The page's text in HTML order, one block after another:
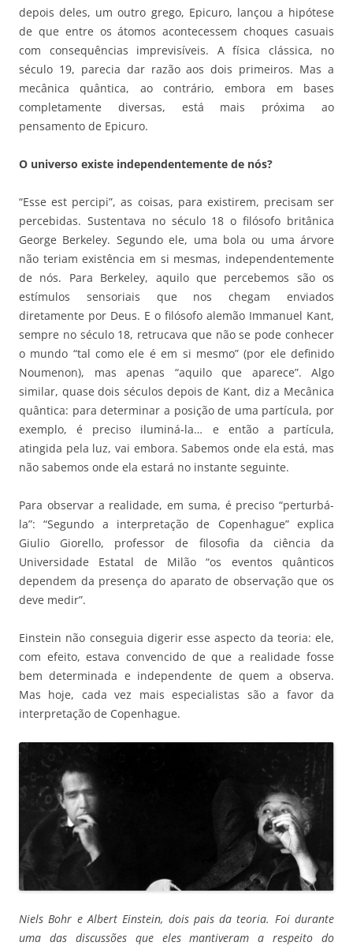
depois deles, um outro grego, Epicuro, lançou a hipótese
de que entre os átomos acontecessem choques casuais
com consequências imprevisíveis. A física clássica, no
século 19, parecia dar razão aos dois primeiros. Mas a
mecânica quântica, ao contrário, embora em bases
completamente diversas, está mais próxima ao
pensamento de Epicuro.
O universo existe independentemente de nós?
“Esse est percipi”, as coisas, para existirem, precisam ser
percebidas. Sustentava no século 18 o filósofo britânica
George Berkeley. Segundo ele, uma bola ou uma árvore
não teriam existência em si mesmas, independentemente
de nós. Para Berkeley, aquilo que percebemos são os
estímulos sensoriais que nos chegam enviados
diretamente por Deus. E o filósofo alemão Immanuel Kant,
sempre no século 18, retrucava que não se pode conhecer
o mundo “tal como ele é em si mesmo” (por ele definido
Noumenon), mas apenas “aquilo que aparece”. Algo
similar, quase dois séculos depois de Kant, diz a Mecânica
quântica: para determinar a posição de uma partícula, por
exemplo, é preciso iluminá-la… e então a partícula,
atingida pela luz, vai embora. Sabemos onde ela está, mas
não sabemos onde ela estará no instante seguinte.
Para observar a realidade, em suma, é preciso “perturbá-
la”: “Segundo a interpretação de Copenhague” explica
Giulio Giorello, professor de filosofia da ciência da
Universidade Estatal de Milão “os eventos quânticos
dependem da presença do aparato de observação que os
deve medir”.
Einstein não conseguia digerir esse aspecto da teoria: ele,
com efeito, estava convencido de que a realidade fosse
bem determinada e independente de quem a observa.
Mas hoje, cada vez mais especialistas são a favor da
interpretação de Copenhague.
Niels Bohr e Albert Einstein, dois pais da teoria. Foi durante
uma das discussões que eles mantiveram a respeito do